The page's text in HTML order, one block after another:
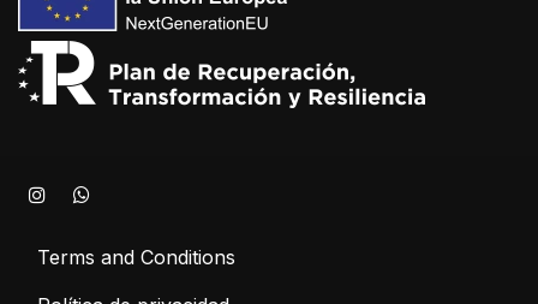
Terms and Conditions